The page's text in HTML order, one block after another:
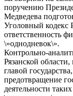
поручению
Медведева
Уголовный кодекс
ответственность
\»однодневок\».
Контрольно-
Рязанской
главой
предотвращение
деятельности